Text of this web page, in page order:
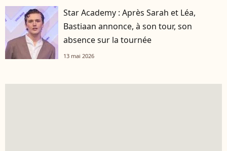
Star Academy : Après Sarah et Léa,
Bastiaan annonce, à son tour, son
absence sur la tournée
13 mai 2026